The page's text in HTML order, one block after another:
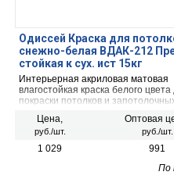
Одиссей Краска для
снежно-белая ВДАК-212
стойкая к сух. ист 15кг
Интерьерная акриловая матовая
влагостойкая краска белого цвета
покраски потолков и
потолков в медицинских, детских,
образовательных и дошкольных
учреждениях. Класс пожарной
Цена,
руб./шт.
Оптовая
руб./шт.
1 029
991
По